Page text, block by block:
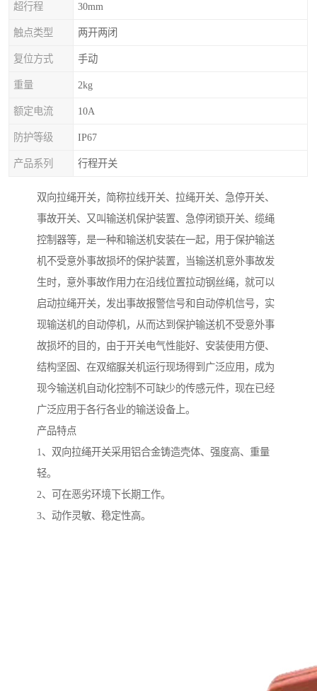
超行程 30mm
触点类型 两开两闭
复位方式 手动
重量 2kg
额定电流 10A
防护等级 IP67
产品系列 行程开关
双向拉绳开关，简称拉线开关、拉绳开关、急停开关、
事故开关、又叫输送机保护装置、急停闭锁开关、缆绳
控制器等，是一种和输送机安装在一起，用于保护输送
机不受意外事故损坏的保护装置，当输送机意外事故发
生时，意外事故作用力在沿线位置拉动钢丝绳，就可以
启动拉绳开关，发出事故报警信号和自动停机信号，实
现输送机的自动停机，从而达到保护输送机不受意外事
故损坏的目的，由于开关电气性能好、安装使用方便、
结构坚固、在双缩脲关机运行现场得到广泛应用，成为
现今输送机自动化控制不可缺少的传感元件，现在已经
广泛应用于各行各业的输送设备上。
产品特点
1、双向拉绳开关采用铝合金铸造壳体、强度高、重量
轻。
2、可在恶劣环境下长期工作。
3、动作灵敏、稳定性高。